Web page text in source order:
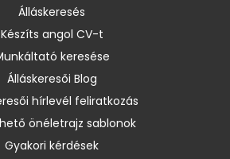
Álláskeresés
Készíts angol CV-t
keresése
Álláskeresői Blog
hírlevél feliratkozás
önéletrajz sablonok
Gyakori kérdések